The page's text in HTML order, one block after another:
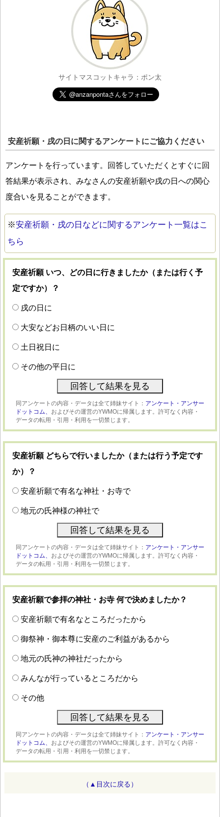
サイトマスコットキャラ：ポン太
安産祈願・戌の日に関するアンケートにご協力ください
アンケートを行っています。回答していただくとすぐに回
答結果が表示され、みなさんの安産祈願や戌の日への関心
度合いを見ることができます。
※安産祈願・戌の日などに関するアンケート一覧はこ
ちら
安産祈願 いつ、どの日に行きましたか（または行く予
定ですか）？
戌の日に
大安などお日柄のいい日に
土日祝日に
その他の平日に
同アンケートの内容・データは全て姉妹サイト： アンケート・アンサー
ドットコム、 およびその運営のYWMOに帰属します。許可なく内容・
データの転用・引用・利用を一切禁じます。
安産祈願 どちらで行いましたか（または行う予定です
か）？
安産祈願で有名な神社・お寺で
地元の氏神様の神社で
同アンケートの内容・データは全て姉妹サイト： アンケート・アンサー
ドットコム、 およびその運営のYWMOに帰属します。許可なく内容・
データの転用・引用・利用を一切禁じます。
安産祈願で参拝の神社・お寺 何で決めましたか？
安産祈願で有名なところだったから
御祭神・御本尊に安産のご利益があるから
地元の氏神の神社だったから
みんなが行っているところだから
その他
同アンケートの内容・データは全て姉妹サイト： アンケート・アンサー
ドットコム、 およびその運営のYWMOに帰属します。許可なく内容・
データの転用・引用・利用を一切禁じます。
（▲目次に戻る）